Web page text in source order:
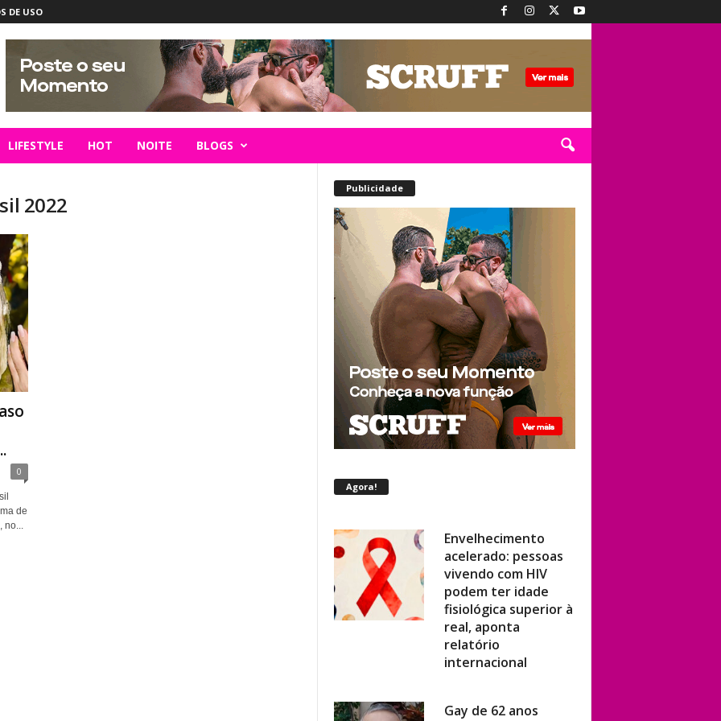
DE USO
LIFESTYLE HOT NOITE BLOGS
2022
0
de
no...
Publicidade
Agora!
acelerado: pessoas
vivendo com HIV
podem ter idade
fisiológica superior à
real, aponta
relatório
internacional
relembra quando,